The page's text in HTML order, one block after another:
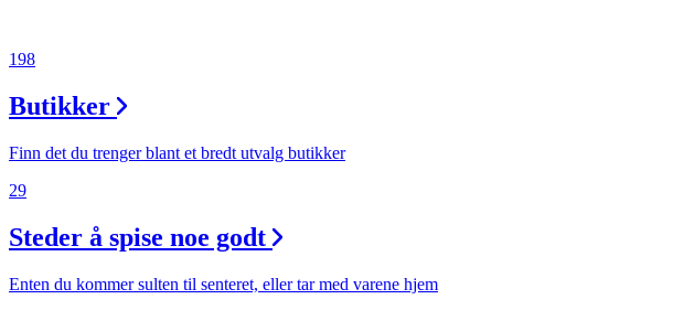
Søk
Åpningstider
Parkering
198
Butikker
Finn det du trenger blant et bredt utvalg butikker
29
Steder å spise noe godt
Enten du kommer sulten til senteret, eller tar med varene hjem